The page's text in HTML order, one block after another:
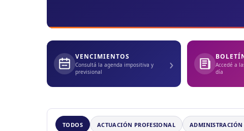
VENCIMIENTOS
Consultá la agenda impositiva y
previsional
›
Accedé a
día
TODOS ACTUACIÓN PROFESIONAL ADMINISTRACIÓN